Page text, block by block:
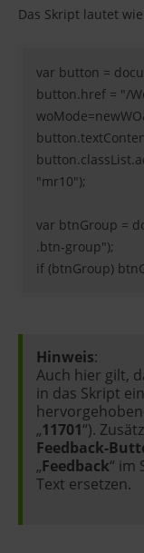
Das Skript lautet
var button =
button.href = "/
"mr10");
var btnGroup =
.btn-group");
if (btnGroup)
Hinweis:
Auch hier gilt,
in das Skript
„11701“).
Feedback-
„Feedback“ im
Text ersetzen.